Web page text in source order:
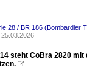
28 / BR 186 (Bombardier
steht CoBra 2820
